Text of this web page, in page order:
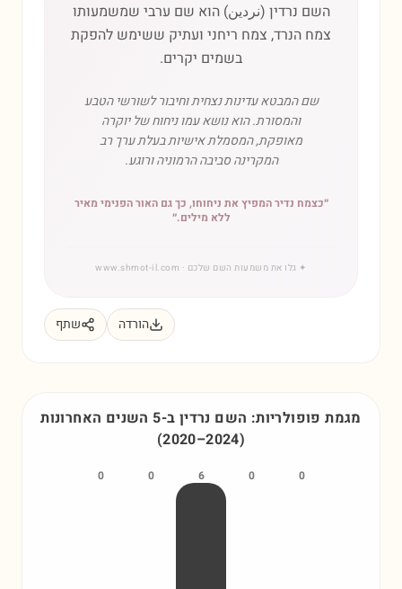
השם נרדין (نردين) הוא שם ערבי שמשמעותו
צמח הנרד, צמח ריחני ועתיק ששימש להפקת
בשמים יקרים.
שם המבטא עדינות נצחית וחיבור לשורשי הטבע
והמסורת. הוא נושא עמו ניחוח של יוקרה
מאופקת, המסמלת אישיות בעלת ערך רב
המקרינה סביבה הרמוניה ורוגע.
״כצמח נדיר המפיץ את ניחוחו, כך גם האור הפנימי מאיר
ללא מילים.״
✦ גלו את משמעות השם שלכם · www.shmot-il.com
הורדה שתף
מגמת פופולריות: השם נרדין ב-5 השנים האחרונות
(2020–2024)
0
0
6
0
0